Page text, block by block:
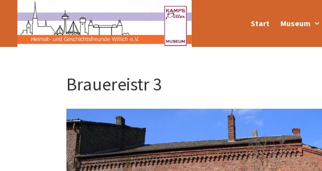
Start Museum
Brauereistr 3